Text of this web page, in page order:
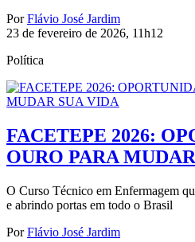
PorFlávio José Jardim
23 de fevereiro de 2026, 11h12
Política
FACETEPE 2026:
OURO PARA
O Curso Técnico em Enfermagem
e abrindo portas em todo o Brasil
PorFlávio José Jardim